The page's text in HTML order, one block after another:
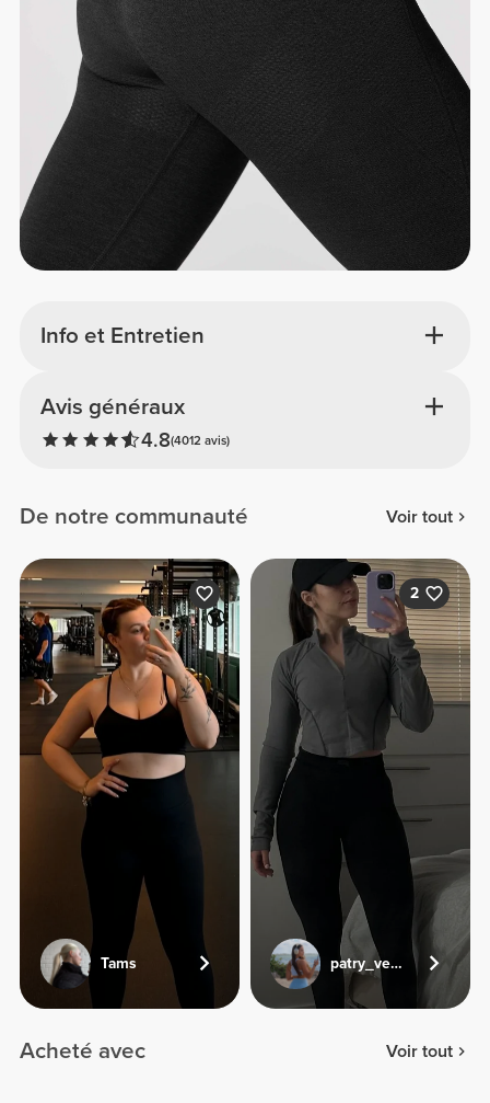
Info et Entretien
Avis généraux
4.8(4012 avis)
De notre communauté Voir tout
Tams
2
patry_veliz
Acheté avec Voir tout